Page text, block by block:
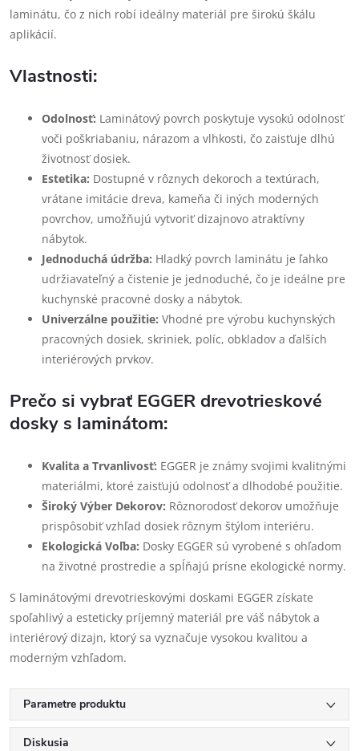
laminátu, čo z nich robí ideálny materiál pre širokú škálu
aplikácií.
Vlastnosti:
Odolnosť: Laminátový povrch poskytuje vysokú odolnosť
voči poškriabaniu, nárazom a vlhkosti, čo zaisťuje dlhú
životnosť dosiek.
Estetika: Dostupné v rôznych dekoroch a textúrach,
vrátane imitácie dreva, kameňa či iných moderných
povrchov, umožňujú vytvoriť dizajnovo atraktívny
nábytok.
Jednoduchá údržba: Hladký povrch laminátu je ľahko
udržiavateľný a čistenie je jednoduché, čo je ideálne pre
kuchynské pracovné dosky a nábytok.
Univerzálne použitie: Vhodné pre výrobu kuchynských
pracovných dosiek, skriniek, políc, obkladov a ďalších
interiérových prvkov.
Prečo si vybrať EGGER drevotrieskové
dosky s laminátom:
Kvalita a Trvanlivosť: EGGER je známy svojimi kvalitnými
materiálmi, ktoré zaisťujú odolnosť a dlhodobé použitie.
Široký Výber Dekorov: Rôznorodosť dekorov umožňuje
prispôsobiť vzhľad dosiek rôznym štýlom interiéru.
Ekologická Voľba: Dosky EGGER sú vyrobené s ohľadom
na životné prostredie a spĺňajú prísne ekologické normy.
S laminátovými drevotrieskovými doskami EGGER získate
spoľahlivý a esteticky príjemný materiál pre váš nábytok a
interiérový dizajn, ktorý sa vyznačuje vysokou kvalitou a
moderným vzhľadom.
Parametre produktu
Diskusia